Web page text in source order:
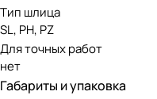
Тип шлица
SL, PH, PZ
Для точных работ
нет
Габариты и упаковка